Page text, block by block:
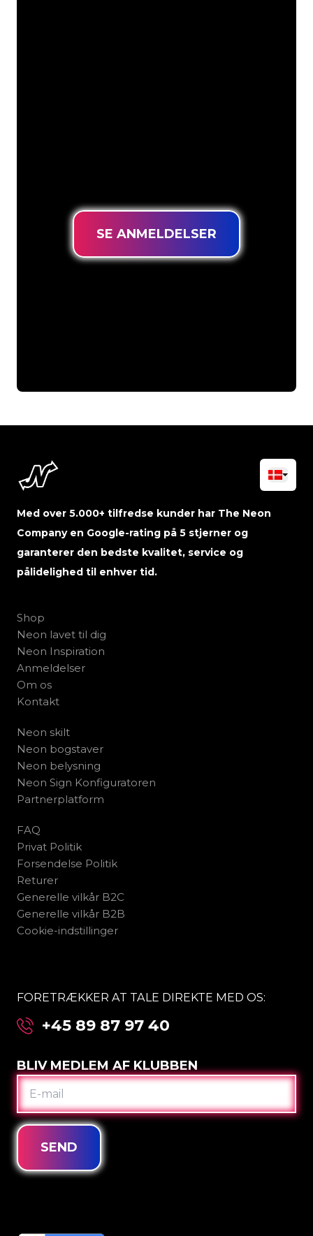
SE ANMELDELSER
Med over 5.000+ tilfredse kunder har The Neon
Company en Google-rating på 5 stjerner og
garanterer den bedste kvalitet, service og
pålidelighed til enhver tid.
Shop
Neon lavet til dig
Neon Inspiration
Anmeldelser
Om os
Kontakt
Neon skilt
Neon bogstaver
Neon belysning
Neon Sign Konfiguratoren
Partnerplatform
FAQ
Privat Politik
Forsendelse Politik
Returer
Generelle vilkår B2C
Generelle vilkår B2B
Cookie-indstillinger
FORETRÆKKER AT TALE DIREKTE MED OS:
+45 89 87 97 40
BLIV MEDLEM AF KLUBBEN
E-
MAIL
SEND